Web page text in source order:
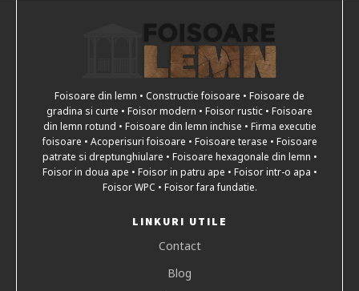
Foisoare din lemn • Constructie foisoare • Foisoare de
gradina si curte • Foisor modern • Foisor rustic • Foisoare
din lemn rotund • Foisoare din lemn inchise • Firma executie
foisoare • Acoperisuri foisoare • Foisoare terase • Foisoare
patrate si dreptunghiulare • Foisoare hexagonale din lemn •
Foisor in doua ape • Foisor in patru ape • Foisor intr-o apa •
Foisor WPC • Foisor fara fundatie.
LINKURI UTILE
Contact
Blog